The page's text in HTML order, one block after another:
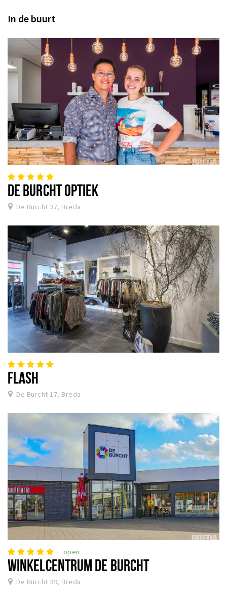
In de buurt
DE BURCHT OPTIEK
De Burcht 37, Breda
FLASH
De Burcht 17, Breda
open
WINKELCENTRUM DE BURCHT
De Burcht 39, Breda